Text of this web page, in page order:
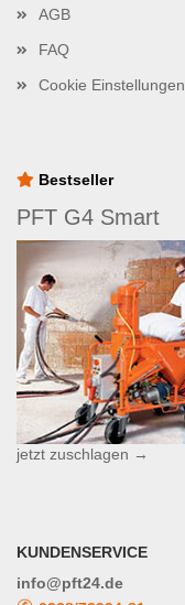
AGB
FAQ
Cookie Einstellungen
Bestseller
PFT G4 Smart
jetzt zuschlagen →
KUNDENSERVICE
info@pft24.de